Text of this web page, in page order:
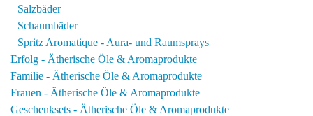
Salzbäder
Schaumbäder
Spritz Aromatique - Aura- und Raumsprays
Erfolg - Ätherische Öle & Aromaprodukte
Familie - Ätherische Öle & Aromaprodukte
Frauen - Ätherische Öle & Aromaprodukte
Geschenksets - Ätherische Öle & Aromaprodukte